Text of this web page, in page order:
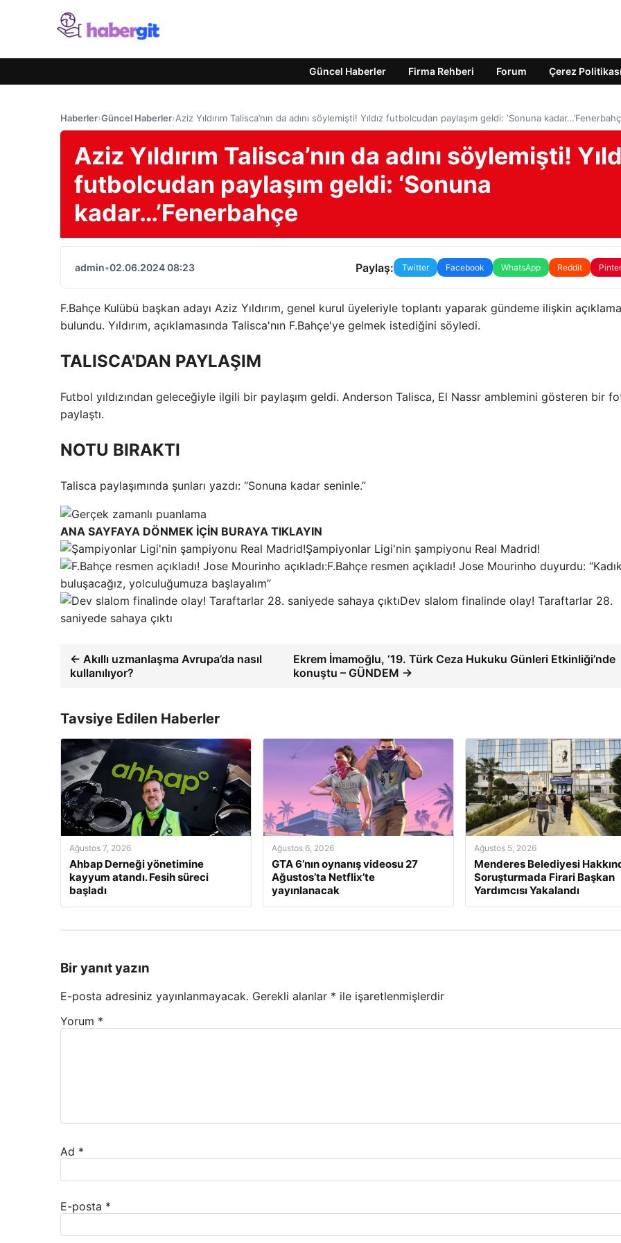
Güncel Haberler Firma Rehberi Forum Çerez Politikası
Haberler›Güncel Haberler›Aziz Yıldırım Talisca’nın da adını söylemişti! Yıldız futbolcudan paylaşım geldi: ‘Sonuna
Aziz Yıldırım Talisca’nın da adını söylemişti!
futbolcudan paylaşım geldi: ‘Sonuna
kadar…’Fenerbahçe
admin•02.06.2024 08:23 Paylaş: Twitter Facebook WhatsApp Reddit
F.Bahçe Kulübü başkan adayı Aziz Yıldırım, genel kurul üyeleriyle toplantı yaparak gündeme ilişkin
bulundu. Yıldırım, açıklamasında Talisca'nın F.Bahçe'ye gelmek istediğini söyledi.
TALISCA'DAN PAYLAŞIM
Futbol yıldızından geleceğiyle ilgili bir paylaşım geldi. Anderson Talisca, El Nassr amblemini gösteren bir
paylaştı.
NOTU BIRAKTI
Talisca paylaşımında şunları yazdı: “Sonuna kadar seninle.”
ANA SAYFAYA DÖNMEK İÇİN BURAYA TIKLAYIN
Şampiyonlar Ligi'nin şampiyonu Real Madrid!
F.Bahçe resmen açıkladı! Jose Mourinho duyurdu:
buluşacağız, yolculuğumuza başlayalım”
Dev slalom finalinde olay! Taraftarlar 28.
saniyede sahaya çıktı
← Akıllı uzmanlaşma Avrupa’da nasıl
kullanılıyor?
Ekrem İmamoğlu, ‘19. Türk Ceza Hukuku Günleri Etkinliği’nde
konuştu – GÜNDEM →
Tavsiye Edilen Haberler
Ağustos 7, 2026
Ahbap Derneği yönetimine
kayyum atandı. Fesih süreci
başladı
Ağustos 6, 2026
GTA 6’nın oynanış videosu 27
Ağustos’ta Netflix’te
yayınlanacak
Ağustos 5, 2026
Menderes Belediyesi
Soruşturmada Firari Başkan
Yardımcısı Yakalandı
Bir yanıt yazın
E-posta adresiniz yayınlanmayacak. Gerekli alanlar * ile işaretlenmişlerdir
Yorum *
Ad *
E-posta *